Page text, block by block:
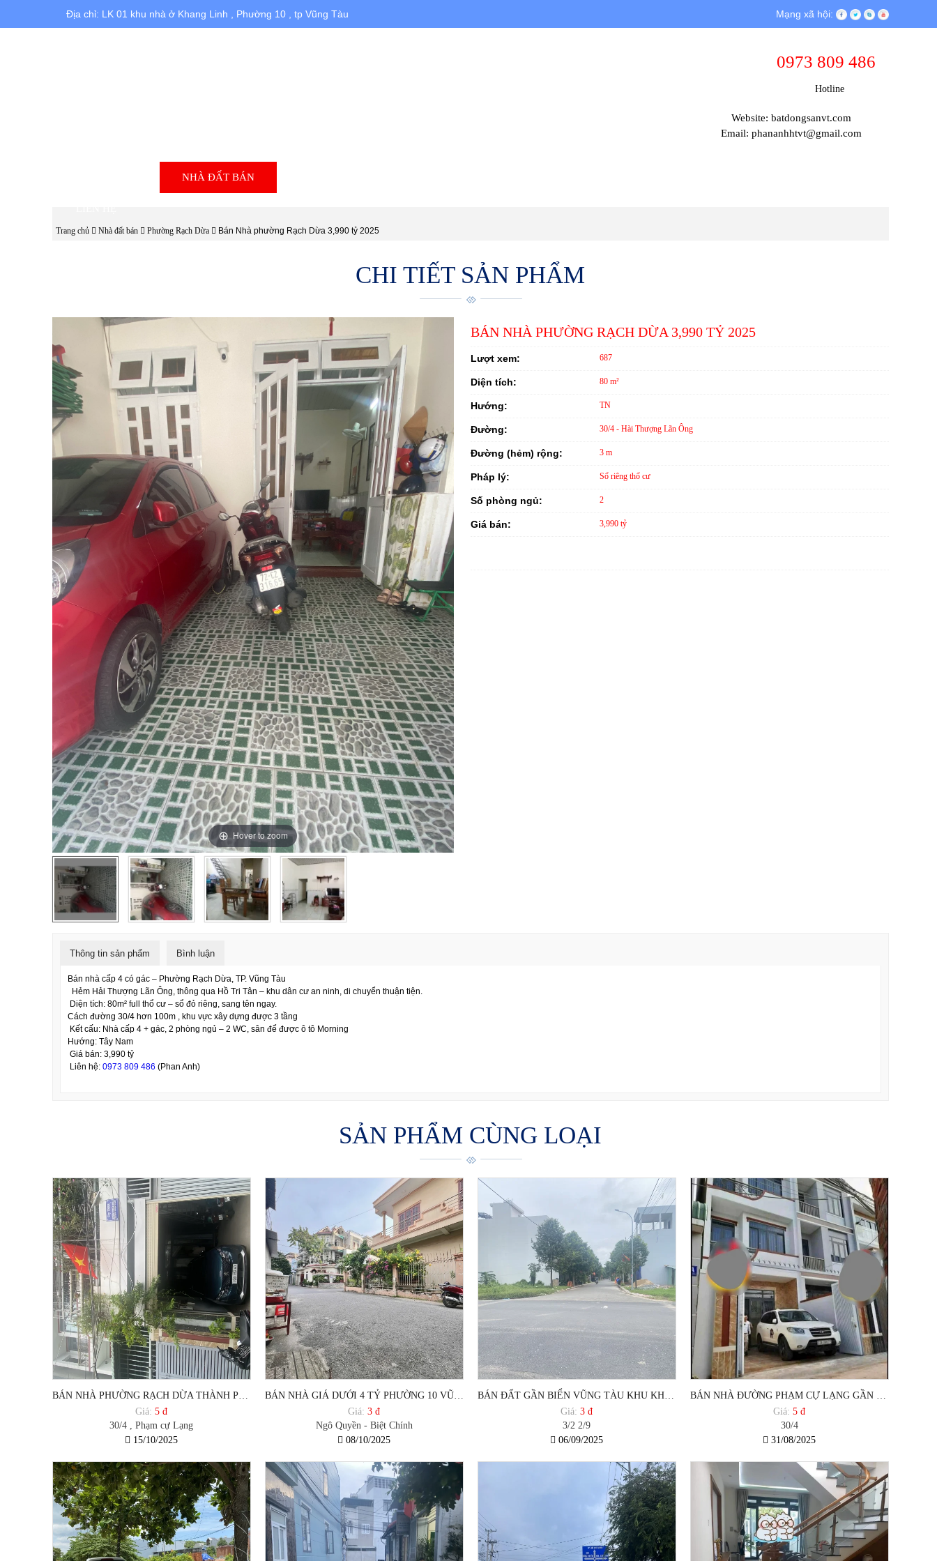
Địa chỉ: LK 01 khu nhà ở Khang Linh , Phường 10 , tp Vũng Tàu Mạng xã hội:
0973 809 486
Hotline
Website: batdongsanvt.com
Email: phananhhtvt@gmail.com
NHÀ ĐẤT BÁN
Trang chủ Nhà đất bán Phường Rạch Dừa Bán Nhà phường Rạch Dừa 3,990 tỷ 2025
CHI TIẾT SẢN PHẨM
Hover to zoom
BÁN NHÀ PHƯỜNG RẠCH DỪA 3,990 TỶ 2025
Lượt xem: 687
Diện tích: 80 m²
Hướng: TN
Đường: 30/4 - Hài Thượng Lãn Ông
Đường (hẻm) rộng: 3 m
Pháp lý: Sổ riêng thổ cư
Số phòng ngủ: 2
Giá bán: 3,990 tỷ
Thông tin sản phẩm Bình luận
Bán nhà cấp 4 có gác – Phường Rạch Dừa, TP. Vũng Tàu
Hẻm Hải Thượng Lãn Ông, thông qua Hồ Tri Tân – khu dân cư an ninh, di chuyển thuận tiện.
Diện tích: 80m² full thổ cư – sổ đỏ riêng, sang tên ngay.
Cách đường 30/4 hơn 100m , khu vực xây dựng được 3 tầng
Kết cấu: Nhà cấp 4 + gác, 2 phòng ngủ – 2 WC, sân để được ô tô Morning
Hướng: Tây Nam
Giá bán: 3,990 tỷ
Liên hệ: 0973 809 486 (Phan Anh)
SẢN PHẨM CÙNG LOẠI
BÁN NHÀ PHƯỜNG RẠCH DỪA THÀNH PHỐ VŨNG TÀU
Giá: 5 đ
30/4 , Phạm cự Lạng
15/10/2025
BÁN NHÀ GIÁ DƯỚI 4 TỶ PHƯỜNG 10 VŨNG TÀU
Giá: 3 đ
Ngô Quyền - Biệt Chính
08/10/2025
BÁN ĐẤT GẦN BIỂN VŨNG TÀU KHU KHANG LINH PHƯỜNG 11 VŨNG TÀU
Giá: 3 đ
3/2 2/9
06/09/2025
BÁN NHÀ ĐƯỜNG PHẠM CỰ LẠNG GẦN ĐƯỜNG 30.4 PHƯỜNG RẠCH DỪA TP VŨNG TÀU
Giá: 5 đ
30/4
31/08/2025